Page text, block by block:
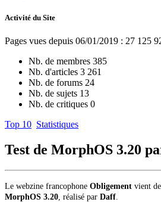
Activité du Site
Pages vues depuis 06/01/2019 : 27 125
Nb. de membres 385
Nb. d'articles 3 261
Nb. de forums 24
Nb. de sujets 13
Nb. de critiques 0
Top 10 Statistiques
Test de MorphOS 3.20
Le webzine francophone Obligement vient
MorphOS 3.20 , réalisé par Daff